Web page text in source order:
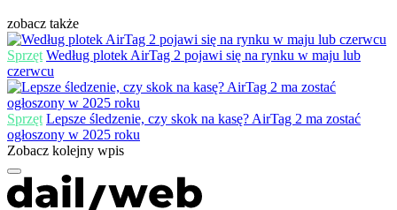
zobacz także
Sprzęt Według plotek AirTag 2 pojawi się na rynku w maju lub
czerwcu
Sprzęt Lepsze śledzenie, czy skok na kasę? AirTag 2 ma zostać
ogłoszony w 2025 roku
Zobacz kolejny wpis